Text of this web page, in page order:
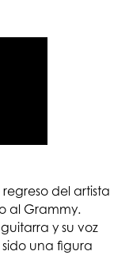
del artista
al Grammy.
y su voz
una figura